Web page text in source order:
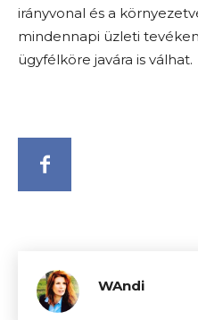
irányvonal és a
mindennapi üzleti
ügyfélköre javára is válhat.
WAndi